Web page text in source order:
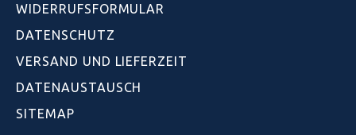
WIDERRUFSFORMULAR
DATENSCHUTZ
VERSAND UND LIEFERZEIT
DATENAUSTAUSCH
SITEMAP